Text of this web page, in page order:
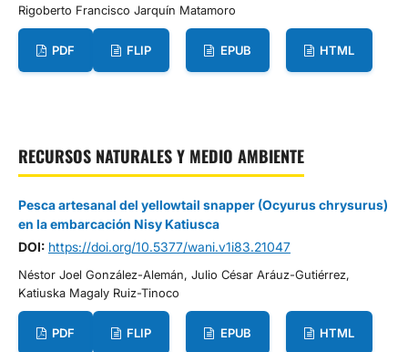
Rigoberto Francisco Jarquín Matamoro
PDF FLIP EPUB HTML
RECURSOS NATURALES Y MEDIO AMBIENTE
Pesca artesanal del yellowtail snapper (Ocyurus chrysurus)
en la embarcación Nisy Katiusca
DOI: https://doi.org/10.5377/wani.v1i83.21047
Néstor Joel González-Alemán, Julio César Aráuz-Gutiérrez,
Katiuska Magaly Ruiz-Tinoco
PDF FLIP EPUB HTML